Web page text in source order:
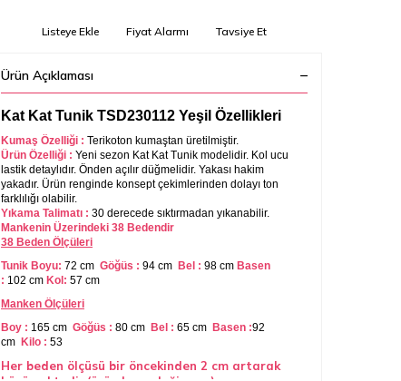
Listeye Ekle Fiyat Alarmı Tavsiye Et
Ürün Açıklaması
Kat Kat Tunik TSD230112 Yeşil Özellikleri
Kumaş Özelliği : Terikoton kumaştan üretilmiştir.
Ürün Özelliği : Yeni sezon Kat Kat Tunik modelidir. Kol ucu
lastik detaylıdır. Önden açılır düğmelidir. Yakası hakim
yakadır. Ürün renginde konsept çekimlerinden dolayı ton
farklılığı olabilir.
Yıkama Talimatı : 30 derecede sıktırmadan yıkanabilir.
Mankenin Üzerindeki 38 Bedendir
38 Beden Ölçüleri
Tunik Boyu: 72 cm Göğüs : 94 cm Bel : 98 cm Basen
: 102 cm Kol: 57 cm
Manken Ölçüleri
Boy : 165 cm Göğüs : 80 cm Bel : 65 cm Basen :92
cm Kilo : 53
Her beden ölçüsü bir öncekinden 2 cm artarak